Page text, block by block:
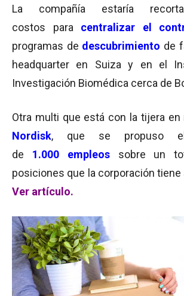
La compañía estaría
costos para centralizar el
programas de descubrimiento de
headquarter en Suiza y en el
Investigación Biomédica cerca de
Otra multi que está con la tijera en
Nordisk, que se propuso
de 1.000 empleossobre un
posiciones que la corporación tiene
Ver artículo.